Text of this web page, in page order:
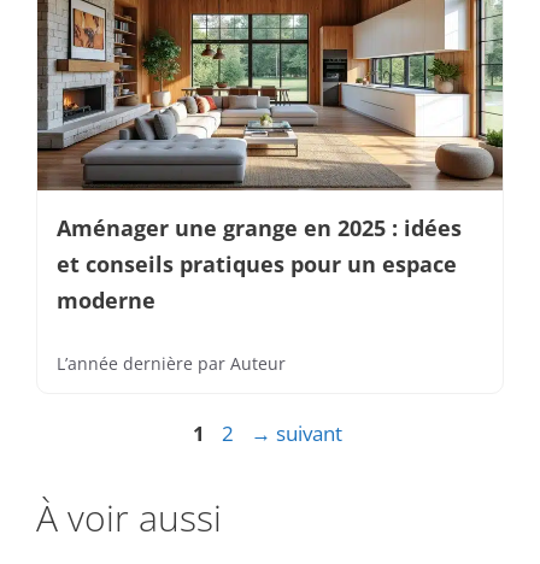
Aménager une grange en 2025 : idées
et conseils pratiques pour un espace
moderne
L’année dernière par Auteur
Page
1 Page
2 → suivant
À voir aussi